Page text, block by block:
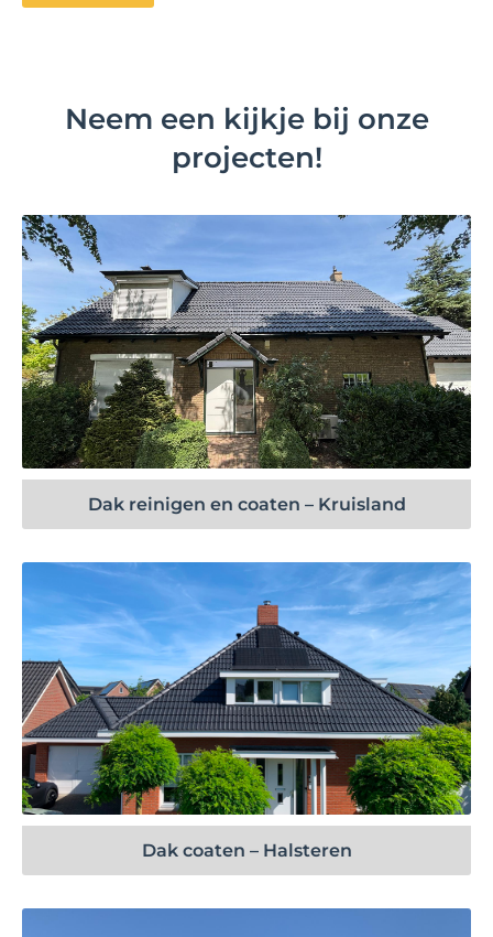
Neem een kijkje bij onze
projecten!
Bekijk project
Dak reinigen en coaten – Kruisland
Bekijk project
Dak coaten – Halsteren